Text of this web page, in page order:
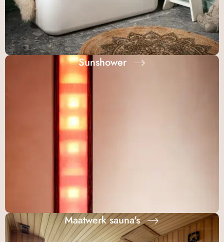
Sunshower
Maatwerk sauna's